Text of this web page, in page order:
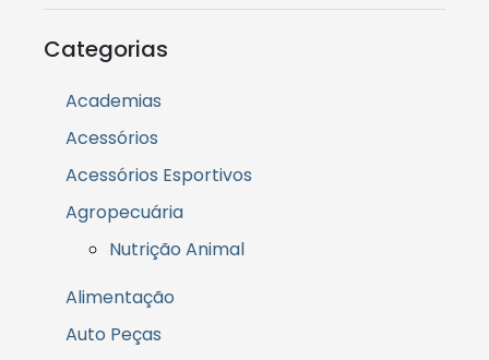
Categorias
Academias
Acessórios
Acessórios Esportivos
Agropecuária
Nutrição Animal
Alimentação
Auto Peças